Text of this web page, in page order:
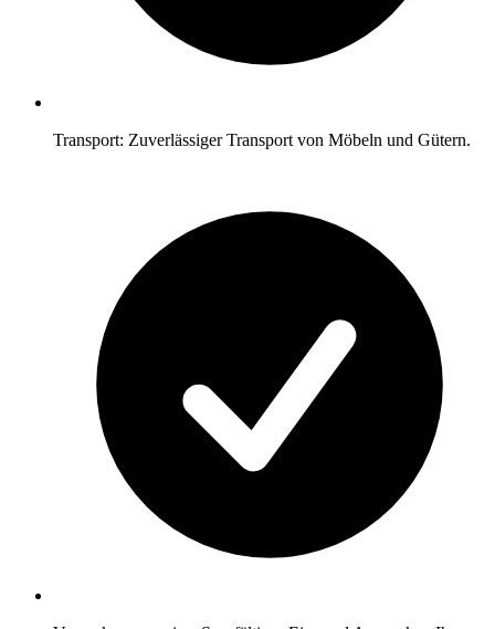
Transport: Zuverlässiger Transport von Möbeln und Gütern.